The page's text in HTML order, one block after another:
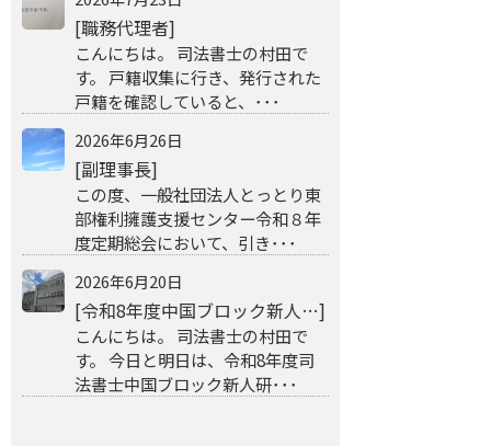
[職務代理者]
こんにちは。 司法書士の村田で
す。 戸籍収集に行き、発行された
戸籍を確認していると、･･･
2026年6月26日
[副理事長]
この度、一般社団法人とっとり東
部権利擁護支援センター令和８年
度定期総会において、引き･･･
2026年6月20日
[令和8年度中国ブロック新人…]
こんにちは。 司法書士の村田で
す。 今日と明日は、令和8年度司
法書士中国ブロック新人研･･･